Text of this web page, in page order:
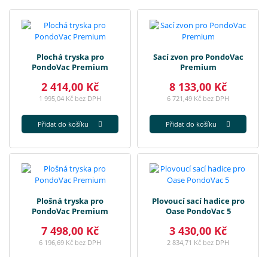
Plochá tryska pro
PondoVac Premium
2 414,00 Kč
1 995,04 Kč bez DPH
Přidat do košíku
Sací zvon pro PondoVac
Premium
8 133,00 Kč
6 721,49 Kč bez DPH
Přidat do košíku
Plošná tryska pro
PondoVac Premium
7 498,00 Kč
6 196,69 Kč bez DPH
Plovoucí sací hadice pro
Oase PondoVac 5
3 430,00 Kč
2 834,71 Kč bez DPH